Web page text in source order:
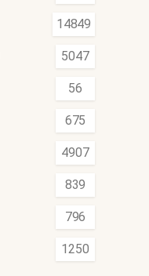
14849
5047
56
675
4907
839
796
1250